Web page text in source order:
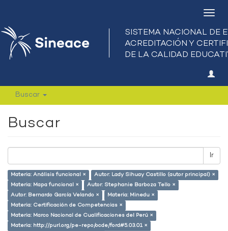
Buscar
Buscar
Ir
Materia: Análisis funcional ×
Autor: Lady Sihuay Castillo (autor principal) ×
Materia: Mapa funcional ×
Autor: Stephanie Barboza Tello ×
Autor: Bernardo García Velando ×
Materia: Minedu ×
Materia: Certificación de Competencias ×
Materia: Marco Nacional de Cualificaciones del Perú ×
Materia: http://purl.org/pe-repo/ocde/ford#5.03.01 ×